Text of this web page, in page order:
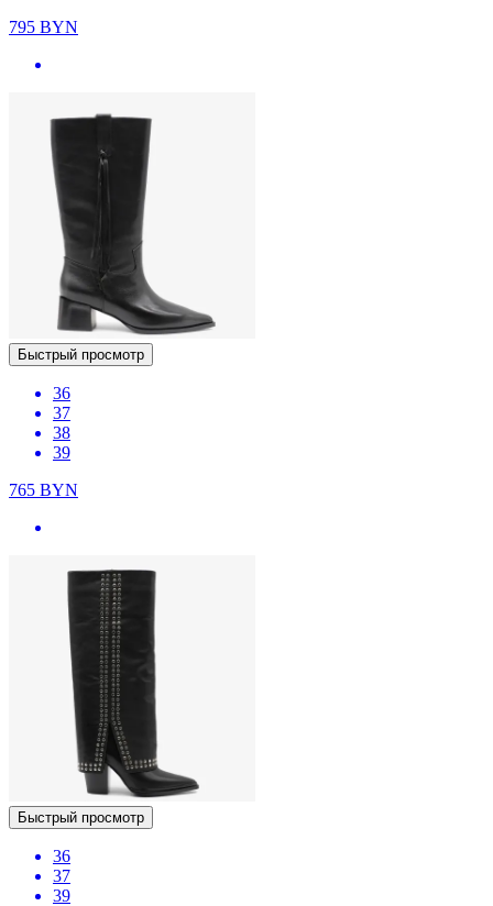
795 BYN
Быстрый просмотр
36
37
38
39
765 BYN
Быстрый просмотр
36
37
39